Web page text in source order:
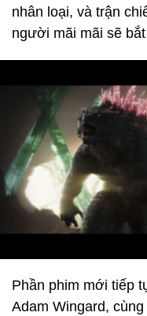
nhân loại, và trận
người mãi mãi sẽ
Phần phim mới tiếp
Adam Wingard,